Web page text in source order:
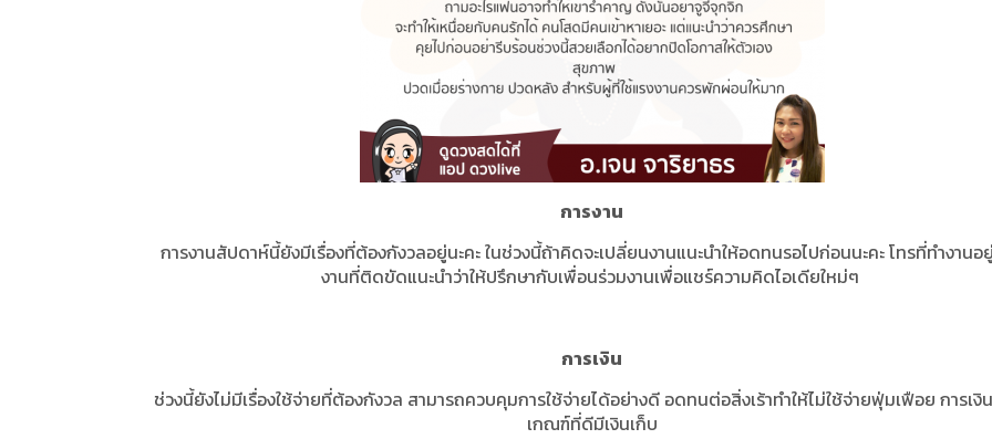
การงาน
การงานสัปดาห์นี้ยังมีเรื่องที่ต้องกังวลอยู่นะคะ ในช่วงนี้ถ้าคิดจะเปลี่ยนงานแนะนำให้อดทนรอไปก่อนนะคะ โทรที่ทำงานอ
งานที่ติดขัดแนะนำว่าให้ปรึกษากับเพื่อนร่วมงานเพื่อแชร์ความคิดไอเดียใหม่ๆ
การเงิน
ช่วงนี้ยังไม่มีเรื่องใช้จ่ายที่ต้องกังวล สามารถควบคุมการใช้จ่ายได้อย่างดี อดทนต่อสิ่งเร้าทำให้ไม่ใช้จ่ายฟุ่มเฟือย การเงิ
เกณฑ์ที่ดีมีเงินเก็บ